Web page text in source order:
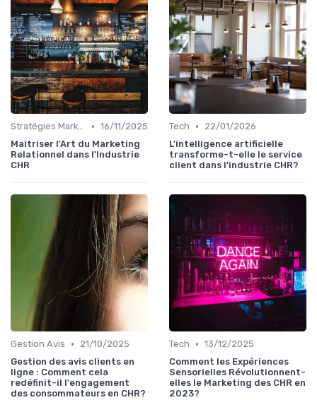
Stratégies Marketing • 16/11/2025
Maîtriser l'Art du Marketing
Relationnel dans l'Industrie
CHR
Tech •
22/01/2026
L'intelligence artificielle
transforme-t-elle le service
client dans l'industrie CHR?
Gestion Avis •
21/10/2025
Gestion des avis clients en
ligne : Comment cela
redéfinit-il l'engagement
des consommateurs en CHR?
Tech • 13/12/2025
Comment les Expériences
Sensorielles Révolutionnent-
elles le Marketing des CHR en
2023?